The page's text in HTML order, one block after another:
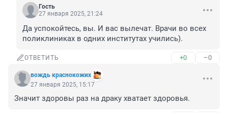
Гость
27 января 2025, 21:24
Да успокойтесь, вы. И вас вылечат. Врачи во всех
поликлиниках в одних институтах учились).
ОТВЕТИТЬ +0 –0
вождь краснокожих
27 января 2025, 15:17
Значит здоровы раз на драку хватает здоровья.